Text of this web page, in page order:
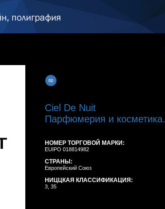
Ciel De Nuit
Парфюмерия и косметика.
НОМЕР ТОРГОВОЙ МАРКИ:
EUIPO 018814982
СТРАНЫ:
Европейский Союз
НИЦЦКАЯ КЛАССИФИКАЦИЯ:
3, 35